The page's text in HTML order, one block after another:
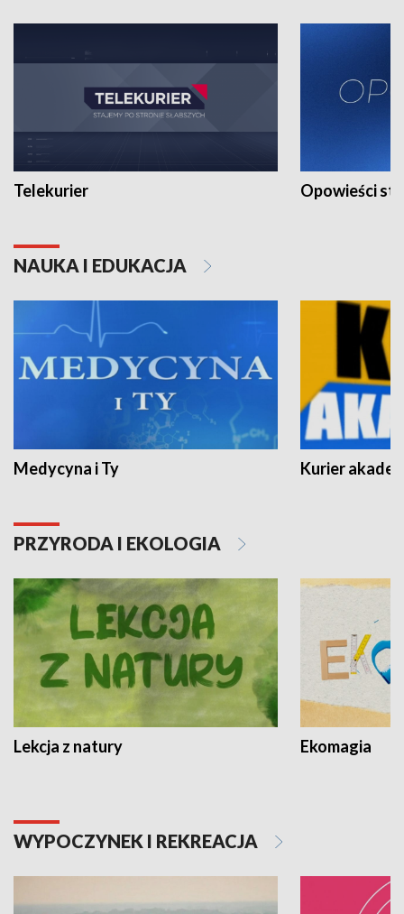
Telekurier Opowieści
NAUKA I EDUKACJA
Medycyna i Ty Kurier
PRZYRODA I EKOLOGIA
Lekcja z natury Ekomagia
WYPOCZYNEK I REKREACJA